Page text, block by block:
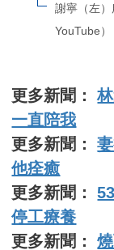
謝寧（左
YouTube）
更多新聞：
一直陪我
更多新聞：
他痊癒
更多新聞：
停工療養
更多新聞：